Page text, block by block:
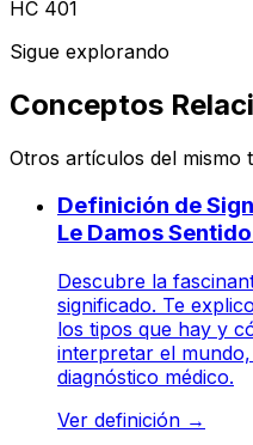
HC 401
Sigue explorando
Conceptos
Otros artículos del mismo
Definición de
Le Damos
Descubre la
significado. Te
los tipos que hay y
interpretar el
diagnóstico médico.
Ver definición →